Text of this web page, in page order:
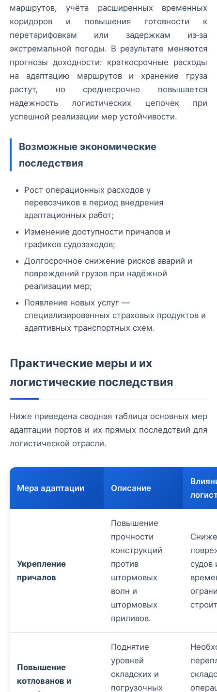
маршрутов, учёта расширенных временных
коридоров и повышения готовности к
перетарифовкам или задержкам из‑за
экстремальной погоды. В результате меняются
прогнозы доходности: краткосрочные расходы
на адаптацию маршрутов и хранение груза
растут, но среднесрочно повышается
надежность логистических цепочек при
успешной реализации мер устойчивости.
Возможные экономические
последствия
Рост операционных расходов у
перевозчиков в период внедрения
адаптационных работ;
Изменение доступности причалов и
графиков судозаходов;
Долгосрочное снижение рисков аварий и
повреждений грузов при надёжной
реализации мер;
Появление новых услуг —
специализированных страховых продуктов и
адаптивных транспортных схем.
Практические меры и их
логистические последствия
Ниже приведена сводная таблица основных мер
адаптации портов и их прямых последствий для
логистической отрасли.
Мера адаптации Описание
Укрепление
причалов
Повышение
прочности
конструкций
против
штормовых
волн и
штормовых
приливов.
судов
Повышение
котлованов и
Поднятие
уровней
складских и
погрузочных